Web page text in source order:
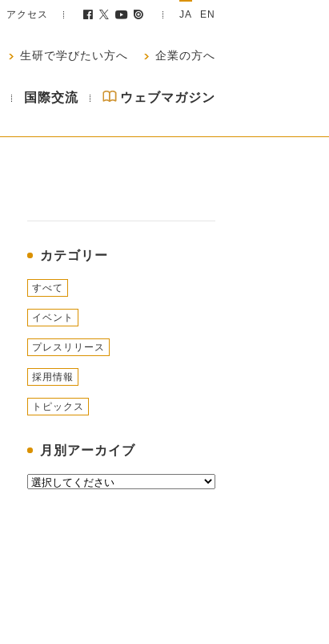
アクセス JA EN
生研で学びたい方へ 企業の方へ
国際交流 ウェブマガジン
カテゴリー
すべて
イベント
プレスリリース
採用情報
トピックス
月別アーカイブ